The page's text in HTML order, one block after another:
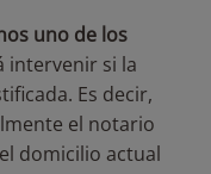
uno de los
intervenir si la
Es decir,
el notario
domicilio actual